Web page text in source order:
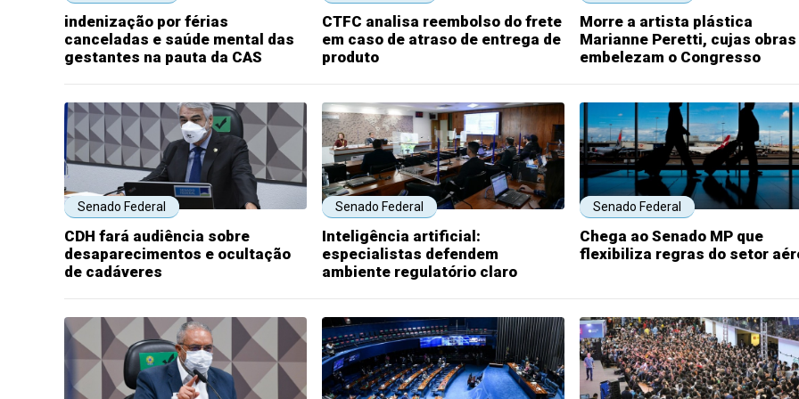
indenização por férias
canceladas e saúde mental das
gestantes na pauta da CAS
CTFC analisa reembolso do frete
em caso de atraso de entrega de
produto
Morre a artista plástica
Marianne Peretti, cujas obras
embelezam o Congresso
Senado Federal
CDH fará audiência sobre
desaparecimentos e ocultação
de cadáveres
Senado Federal
Inteligência artificial:
especialistas defendem
ambiente regulatório claro
Senado Federal
Chega ao Senado MP que
flexibiliza regras do setor